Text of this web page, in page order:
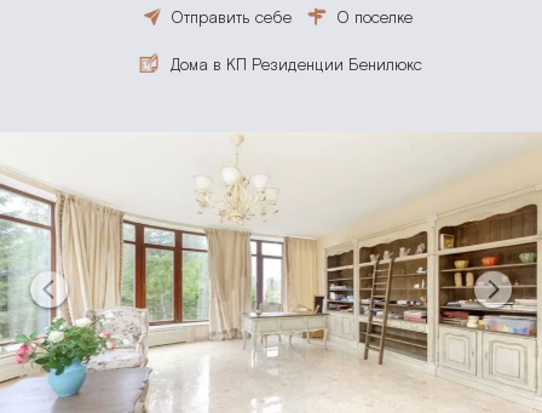
Отправить себе О поселке
Дома в КП Резиденции Бенилюкс